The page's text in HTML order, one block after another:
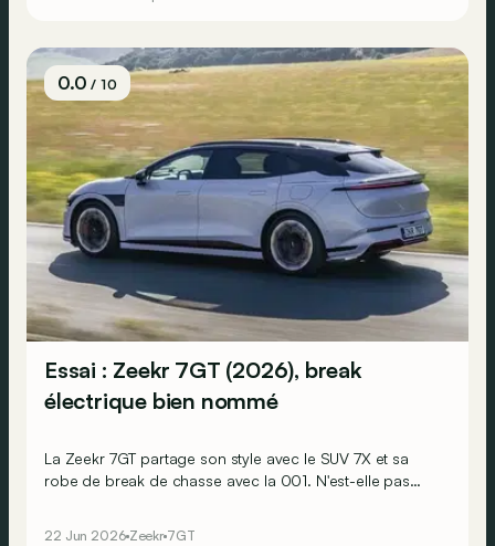
réalité ?
0.0/ 10
Essai : Zeekr 7GT (2026), break
électrique bien nommé
La Zeekr 7GT partage son style avec le SUV 7X et sa
robe de break de chasse avec la 001. N'est-elle pas
22 Jun 2026 Zeekr 7GT